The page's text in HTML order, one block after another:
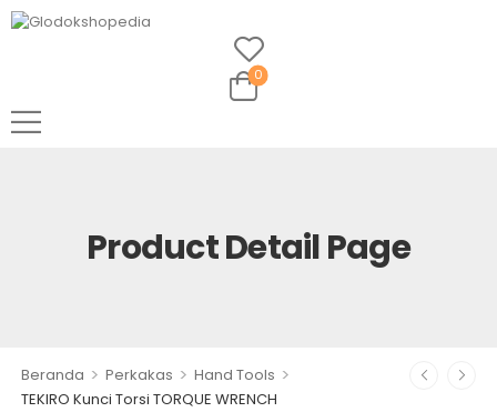
0
Product Detail Page
Beranda > Perkakas > Hand Tools >
TEKIRO Kunci Torsi TORQUE WRENCH